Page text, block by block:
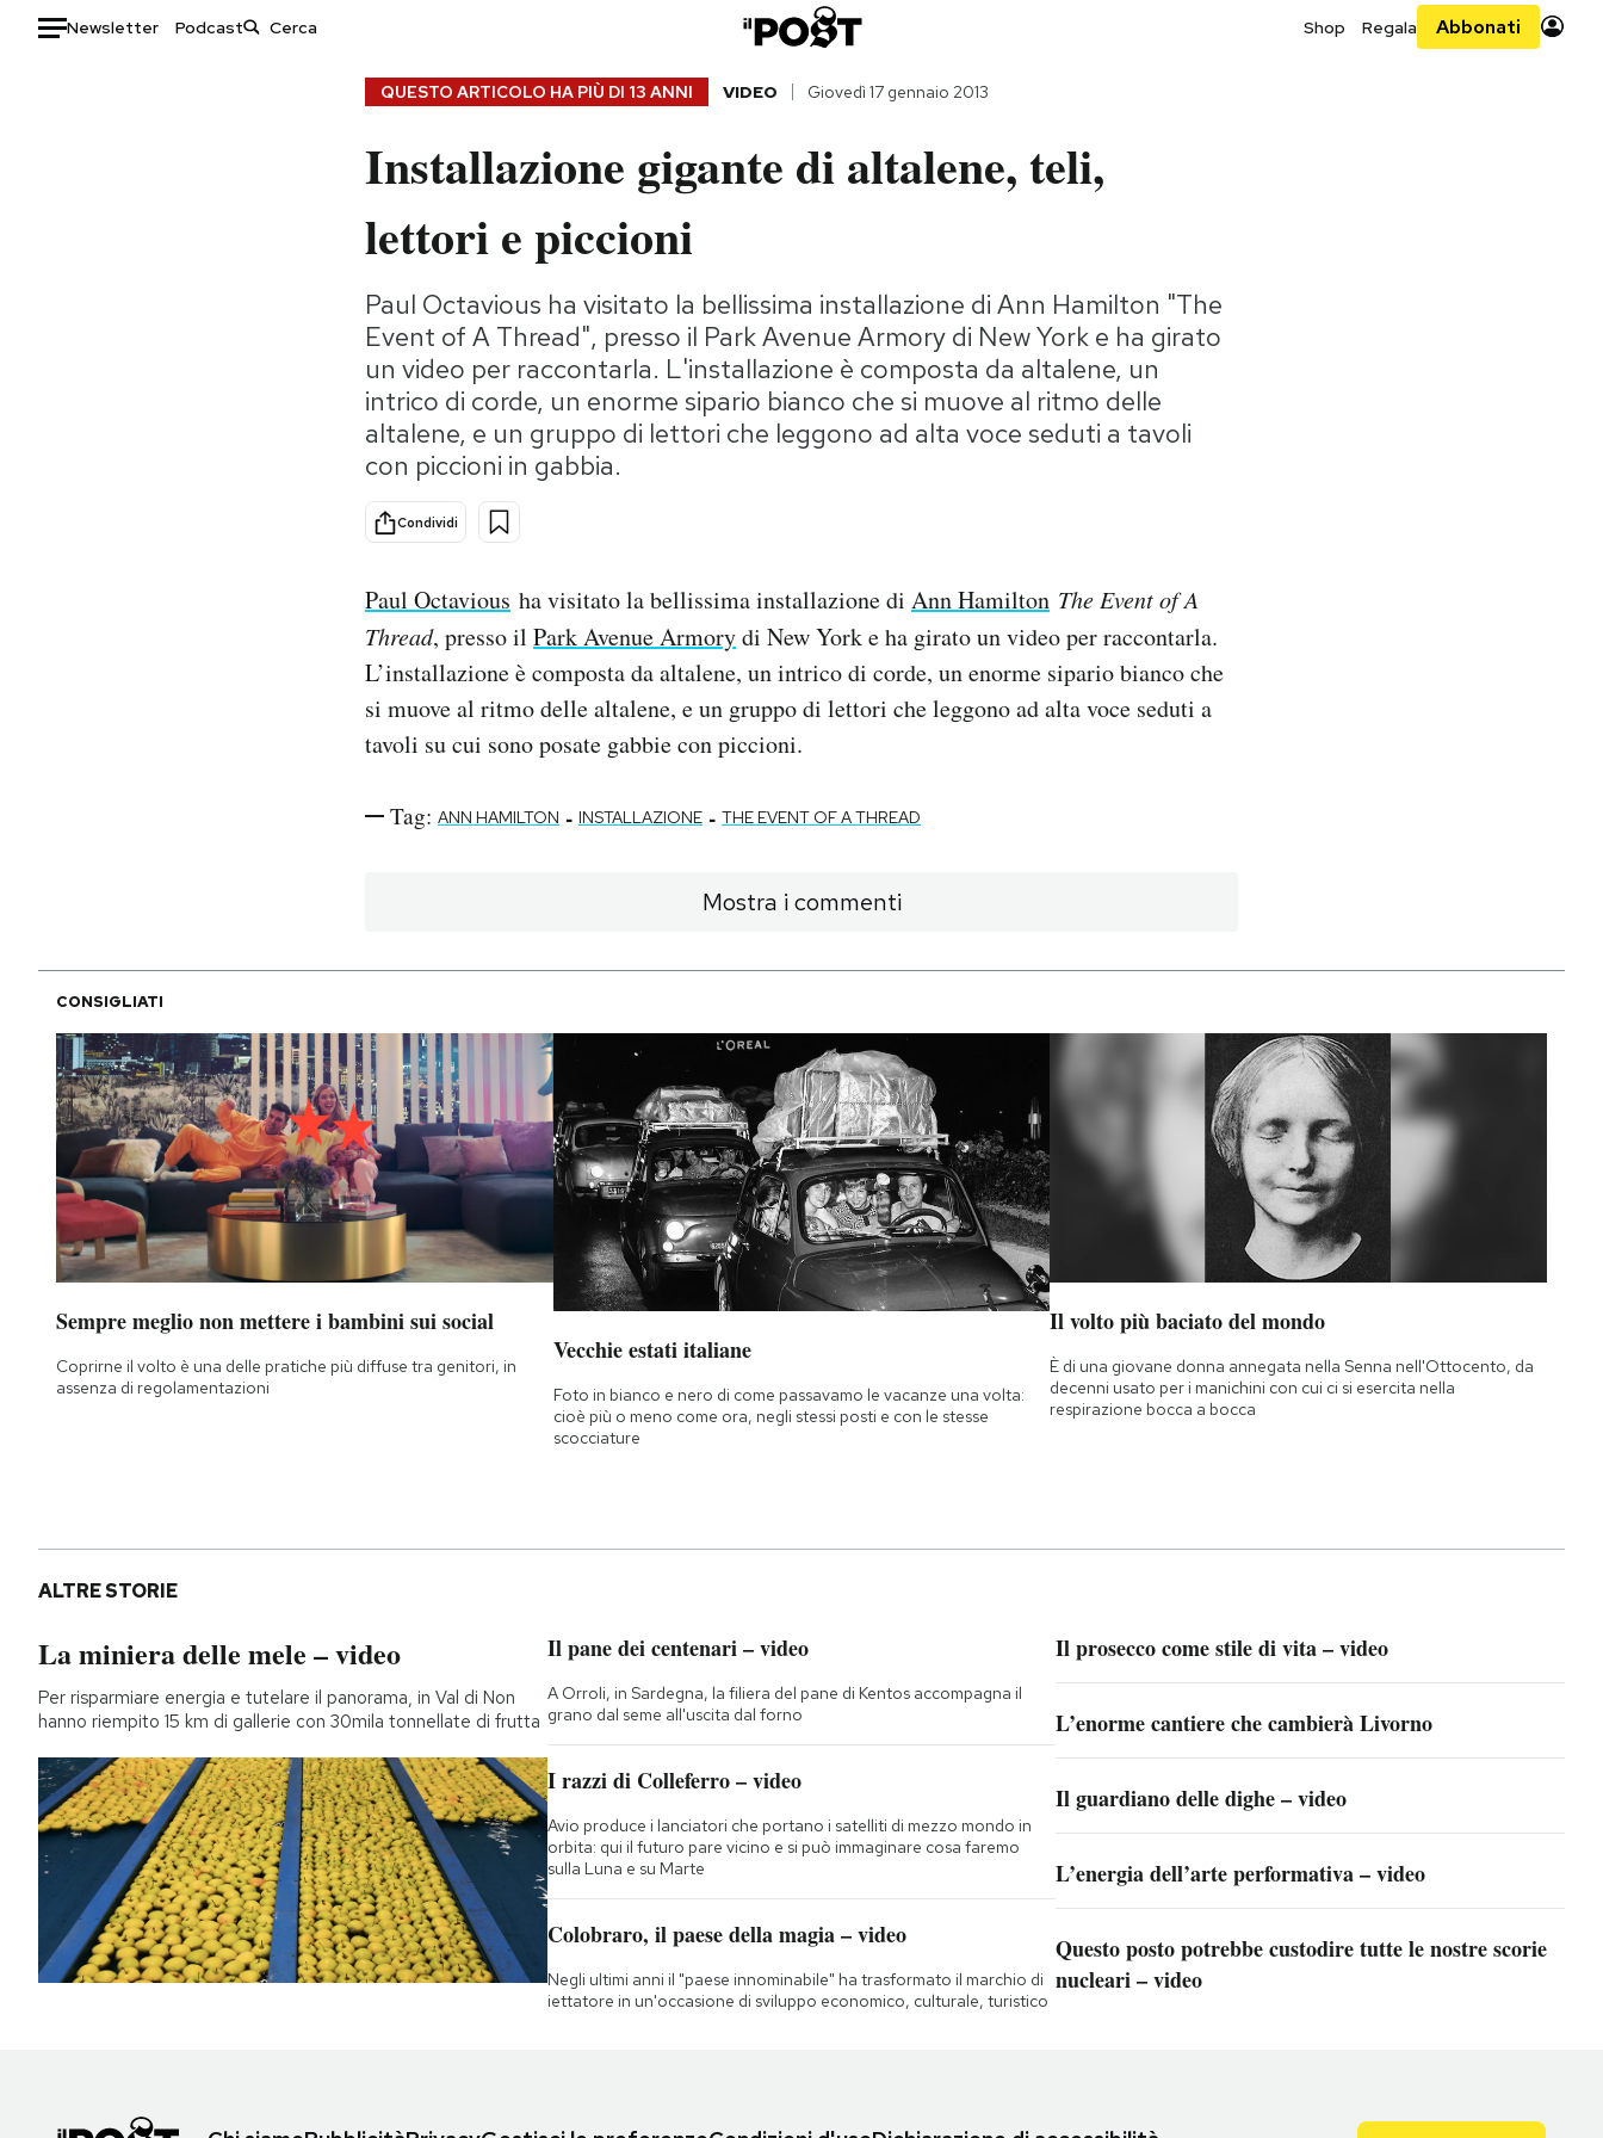
Newsletter Podcast Shop Regala Abbonati
Storie/Idee
Ok Boomer!
Altrecose
Mondiali calcio 2026
AREA PERSONALE
Newsletter
Notifiche mobile
Regala il Post
Hai bisogno di aiuto?
Esci
QUESTO ARTICOLO HA PIÙ DI 13 ANNI VIDEO Giovedì 17 gennaio 2013
Installazione gigante di altalene, teli,
lettori e piccioni
Paul Octavious ha visitato la bellissima installazione di Ann Hamilton "The
Event of A Thread", presso il Park Avenue Armory di New York e ha girato
un video per raccontarla. L'installazione è composta da altalene, un
intrico di corde, un enorme sipario bianco che si muove al ritmo delle
altalene, e un gruppo di lettori che leggono ad alta voce seduti a tavoli
con piccioni in gabbia.
Condividi
Paul Octavious ha visitato la bellissima installazione di Ann Hamilton The Event of A
Thread, presso il Park Avenue Armorydi New York e ha girato un video per raccontarla.
L’installazione è composta da altalene, un intrico di corde, un enorme sipario bianco che
si muove al ritmo delle altalene, e un gruppo di lettori che leggono ad alta voce seduti a
tavoli su cui sono posate gabbie con piccioni.
Tag: ANN HAMILTON - INSTALLAZIONE - THE EVENT OF A THREAD
Mostra i commenti
CONSIGLIATI
Sempre meglio non mettere i bambini sui social
Coprirne il volto è una delle pratiche più diffuse tra genitori, in
assenza di regolamentazioni
Vecchie estati italiane
Foto in bianco e nero di come passavamo le vacanze una volta:
cioè più o meno come ora, negli stessi posti e con le stesse
scocciature
Il volto più baciato del mondo
È di una giovane donna annegata nella Senna nell'Ottocento, da
decenni usato per i manichini con cui ci si esercita nella
respirazione bocca a bocca
ALTRE STORIE
La miniera delle mele – video
Per risparmiare energia e tutelare il panorama, in Val di Non
hanno riempito 15 km di gallerie con 30mila tonnellate di frutta
Il pane dei centenari – video
A Orroli, in Sardegna, la filiera del pane di Kentos accompagna il
grano dal seme all'uscita dal forno
I razzi di Colleferro – video
Avio produce i lanciatori che portano i satelliti di mezzo mondo in
orbita: qui il futuro pare vicino e si può immaginare cosa faremo
sulla Luna e su Marte
Colobraro, il paese della magia – video
Negli ultimi anni il "paese innominabile" ha trasformato il marchio di
iettatore in un'occasione di sviluppo economico, culturale, turistico
Il prosecco come stile di vita – video
L’enorme cantiere che cambierà Livorno
Il guardiano delle dighe – video
L’energia dell’arte performativa – video
Questo posto potrebbe custodire tutte le nostre scorie
nucleari – video